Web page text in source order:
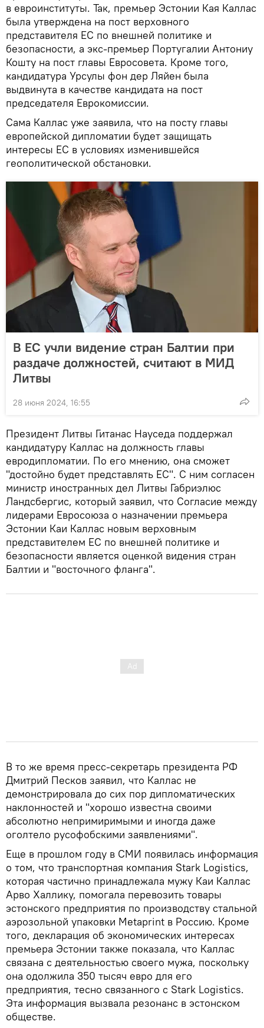
в евроинституты. Так, премьер Эстонии Кая Каллас
была утверждена на пост верховного
представителя ЕС по внешней политике и
безопасности, а экс-премьер Португалии Антониу
Кошту на пост главы Евросовета. Кроме того,
кандидатура Урсулы фон дер Ляйен была
выдвинута в качестве кандидата на пост
председателя Еврокомиссии.
Сама Каллас уже заявила, что на посту главы
европейской дипломатии будет защищать
интересы ЕС в условиях изменившейся
геополитической обстановки.
В ЕС учли видение стран Балтии при
раздаче должностей, считают в МИД
Литвы
28 июня 2024, 16:55
Президент Литвы Гитанас Науседа поддержал
кандидатуру Каллас на должность главы
евродипломатии. По его мнению, она сможет
"достойно будет представлять ЕС". С ним согласен
министр иностранных дел Литвы Габриэлюс
Ландсбергис, который заявил, что Согласие между
лидерами Евросоюза о назначении премьера
Эстонии Каи Каллас новым верховным
представителем ЕС по внешней политике и
безопасности является оценкой видения стран
Балтии и "восточного фланга".
В то же время пресс-секретарь президента РФ
Дмитрий Песков заявил, что Каллас не
демонстрировала до сих пор дипломатических
наклонностей и "хорошо известна своими
абсолютно непримиримыми и иногда даже
оголтело русофобскими заявлениями".
Еще в прошлом году в СМИ появилась информация
о том, что транспортная компания Stark Logistics,
которая частично принадлежала мужу Каи Каллас
Арво Халлику, помогала перевозить товары
эстонского предприятия по производству стальной
аэрозольной упаковки Metaprint в Россию. Кроме
того, декларация об экономических интересах
премьера Эстонии также показала, что Каллас
связана с деятельностью своего мужа, поскольку
она одолжила 350 тысяч евро для его
предприятия, тесно связанного с Stark Logistics.
Эта информация вызвала резонанс в эстонском
обществе.